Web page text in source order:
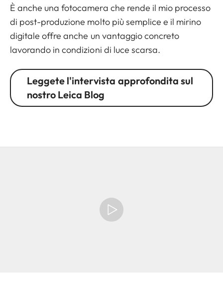
È anche una fotocamera che rende il mio processo
di post-produzione molto più semplice e il mirino
digitale offre anche un vantaggio concreto
lavorando in condizioni di luce scarsa.
Leggete l'intervista approfondita sul
nostro Leica Blog